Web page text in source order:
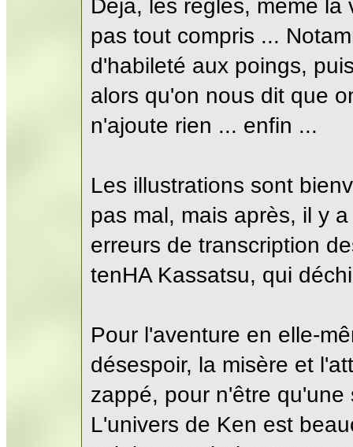
Deja, les regles, meme
pas tout compris ...
d'habileté aux poings,
alors qu'on nous dit que
n'ajoute rien ... enfin ...
Les illustrations sont
pas mal, mais après, il y
erreurs de transcription
tenHA Kassatsu, qui
Pour l'aventure en elle-
désespoir, la misère et
zappé, pour n'être
L'univers de Ken est